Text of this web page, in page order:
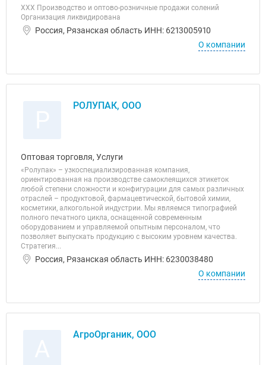
ХХХ Производство и оптово-розничные продажи солений
Организация ликвидирована
Россия, Рязанская область ИНН: 6213005910
О компании
РОЛУПАК, ООО
Оптовая торговля, Услуги
«Ролупак» – узкоспециализированная компания,
ориентированная на производстве самоклеящихся этикеток
любой степени сложности и конфигурации для самых различных
отраслей – продуктовой, фармацевтической, бытовой химии,
косметики, алкогольной индустрии. Мы являемся типографией
полного печатного цикла, оснащенной современным
оборудованием и управляемой опытным персоналом, что
позволяет выпускать продукцию с высоким уровнем качества.
Стратегия...
Россия, Рязанская область ИНН: 6230038480
О компании
АгроОрганик, ООО